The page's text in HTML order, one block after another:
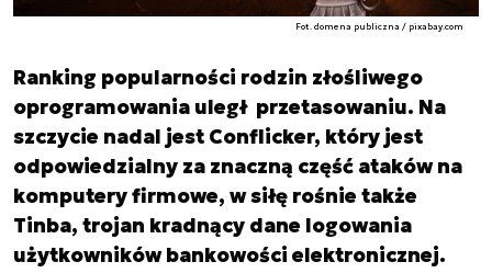
Fot. domena publiczna / pixabay.com
Ranking popularności rodzin złośliwego
oprogramowania uległ przetasowaniu. Na
szczycie nadal jest Conflicker, który jest
odpowiedzialny za znaczną część ataków na
komputery firmowe, w siłę rośnie także
Tinba, trojan kradnący dane logowania
użytkowników bankowości elektronicznej.